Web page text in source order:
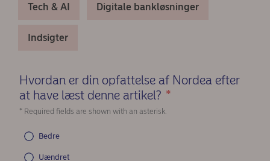
Tech & AI Digitale bankløsninger
Indsigter
Hvordan er din opfattelse af Nordea efter
at have læst denne artikel? *
* Required fields are shown with an asterisk.
Bedre
Uændret